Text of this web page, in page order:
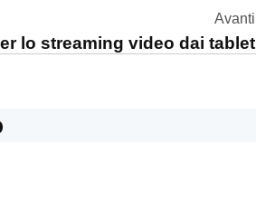
Avanti
lo streaming video dai tablet